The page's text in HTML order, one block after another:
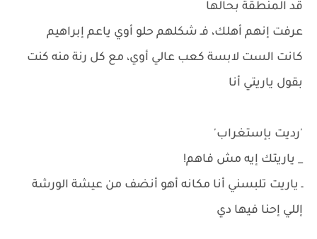
قد المنطقة بحالها
عرفت إنهم أهلك، فـ شكلهم حلو أوي ياعم إبراهيم
كانت الست لابسة كعب عالي أوي، مع كل رنة منه كنت
بقول ياريتي أنا
'رديت بإستغراب'
_ ياريتك إيه مش فاهم!
ـ ياريت تلبسني أنا مكانه أهو أنضف من عيشة الورشة
إللي إحنا فيها دي